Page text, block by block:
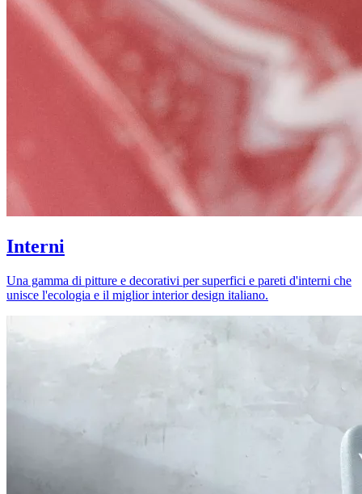
Interni
Una gamma di pitture e decorativi per superfici e pareti d'interni che
unisce l'ecologia e il miglior interior design italiano.